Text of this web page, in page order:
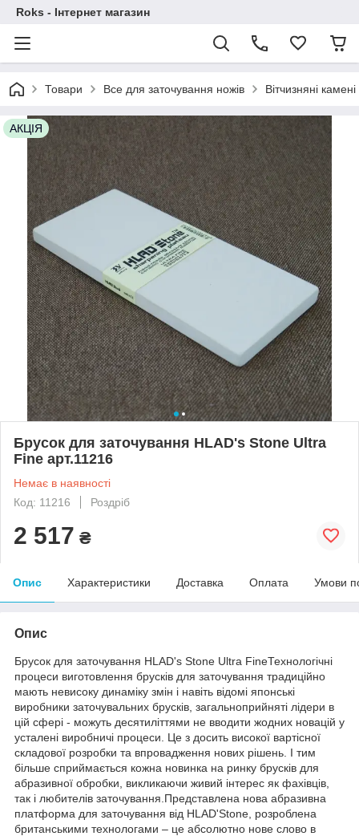
Roks - Інтернет магазин
Товари Все для заточування ножів Вітчизняні
АКЦІЯ
Брусок для заточування HLAD's Stone Ultra
Fine арт.11216
Немає в наявності
Код: 11216
Роздріб
2 517 ₴
Опис Характеристики Доставка Оплата Умови
Опис
Брусок для заточування HLAD's Stone Ultra FineТехнологічні
процеси виготовлення брусків для заточування традиційно
мають невисоку динаміку змін і навіть відомі японські
виробники заточувальних брусків, загальноприйняті лідери в
цій сфері - можуть десятиліттями не вводити жодних новацій у
усталені виробничі процеси. Це з досить високої вартісної
складової розробки та впровадження нових рішень. І тим
більше сприймається кожна новинка на ринку брусків для
абразивної обробки, викликаючи живий інтерес як фахівців,
так і любителів заточування.Представлена нова абразивна
платформа для заточування від HLAD'Stone, розроблена
британськими технологами – це абсолютно нове слово в